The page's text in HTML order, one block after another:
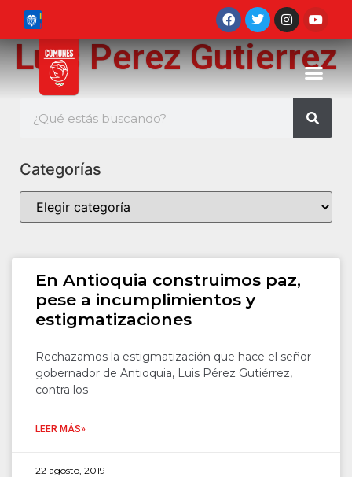
Luis Perez Gutierrez
Categorías
En Antioquia construimos paz,
pese a incumplimientos y
estigmatizaciones
Rechazamos la estigmatización que hace el señor
gobernador de Antioquia, Luis Pérez Gutiérrez,
contra los
LEER MÁS»
22 agosto, 2019